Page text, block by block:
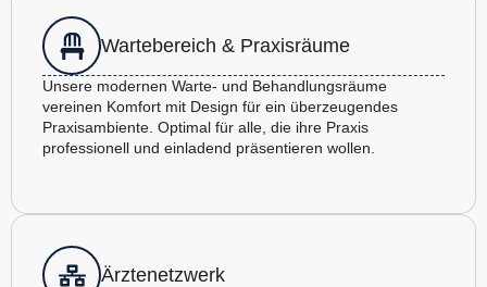
Wartebereich & Praxisräume
Unsere modernen Warte- und Behandlungsräume
vereinen Komfort mit Design für ein überzeugendes
Praxisambiente. Optimal für alle, die ihre Praxis
professionell und einladend präsentieren wollen.
Ärztenetzwerk